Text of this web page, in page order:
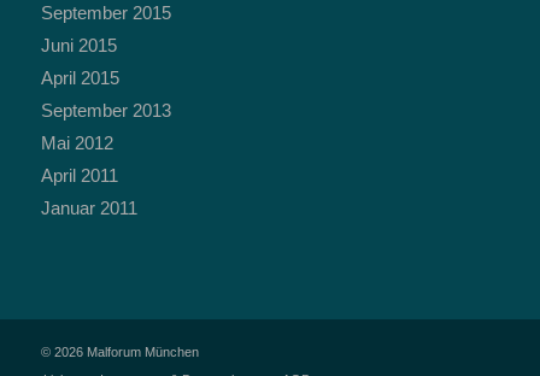
September 2015
Juni 2015
April 2015
September 2013
Mai 2012
April 2011
Januar 2011
© 2026 Malforum München